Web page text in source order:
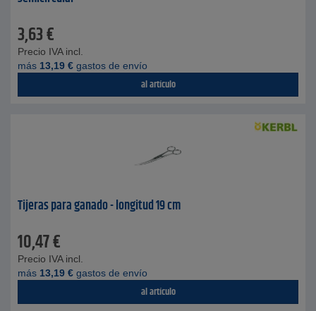
3,63€
Precio IVA incl.
más 13,19 € gastos de envío
al artículo
Tijeras para ganado - longitud 19 cm
10,47€
Precio IVA incl.
más 13,19 € gastos de envío
al artículo